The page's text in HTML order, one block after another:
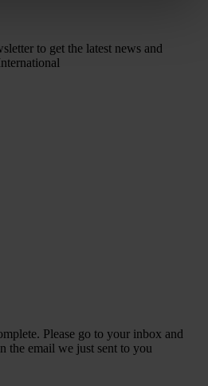
to get the latest news and
Please go to your inbox and
the email we just sent to you